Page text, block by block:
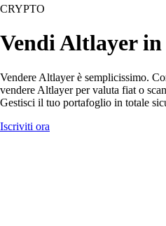
CRYPTO
Vendi Altlayer in
Vendere Altlayer è semplicissimo.
vendere Altlayer per valuta fiat o
Gestisci il tuo portafoglio in totale
Iscriviti ora